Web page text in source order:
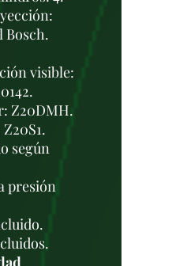
Bosch.
visible:
Z20DMH.
según
presión